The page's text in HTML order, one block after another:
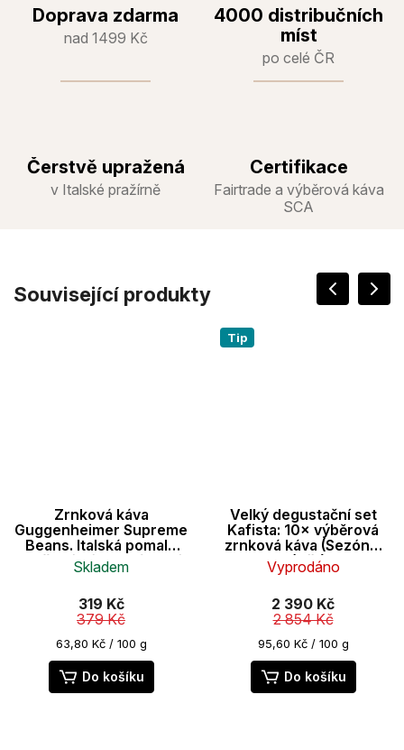
Doprava zdarma
nad 1499 Kč
4000 distribučních
míst
po celé ČR
Čerstvě upražená
v Italské pražírně
Certifikace
Fairtrade a výběrová káva
SCA
Související produkty
Zrnková káva
Guggenheimer Supreme
Beans. Italská pomalu
pražená káva. Krémová
chůť perfektní na
hodnocení
produktu
je
3,7
z
5
Skladem
319 Kč
379 Kč
Měrná
cena:
63,80 Kč / 100 g
Do košíku
Tip
Velký degustační set
Kafista: 10× výběrová
zrnková káva (Sezónní
výběr)
hodnocení
produktu
je
5,0
z
5
Vyprodáno
2 390 Kč
2 854 Kč
Měrná
cena:
95,60 Kč / 100 g
Do košíku